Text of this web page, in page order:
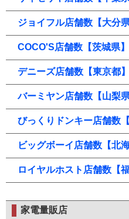
ジョイフル店舗数【大分県
COCO'S店舗数【茨城県】
デニーズ店舗数【東京都】
バーミヤン店舗数【山梨県
びっくりドンキー店舗数【
ビッグボーイ店舗数【北海
ロイヤルホスト店舗数【福
家電量販店